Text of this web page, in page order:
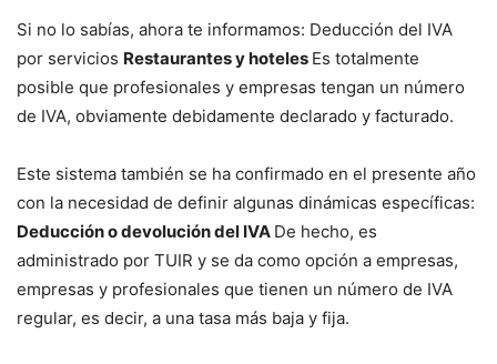
Si no lo sabías, ahora te informamos: Deducción del IVA
por servicios Restaurantes y hoteles Es totalmente
posible que profesionales y empresas tengan un número
de IVA, obviamente debidamente declarado y facturado.
Este sistema también se ha confirmado en el presente año
con la necesidad de definir algunas dinámicas específicas:
Deducción o devolución del IVA De hecho, es
administrado por TUIR y se da como opción a empresas,
empresas y profesionales que tienen un número de IVA
regular, es decir, a una tasa más baja y fija.